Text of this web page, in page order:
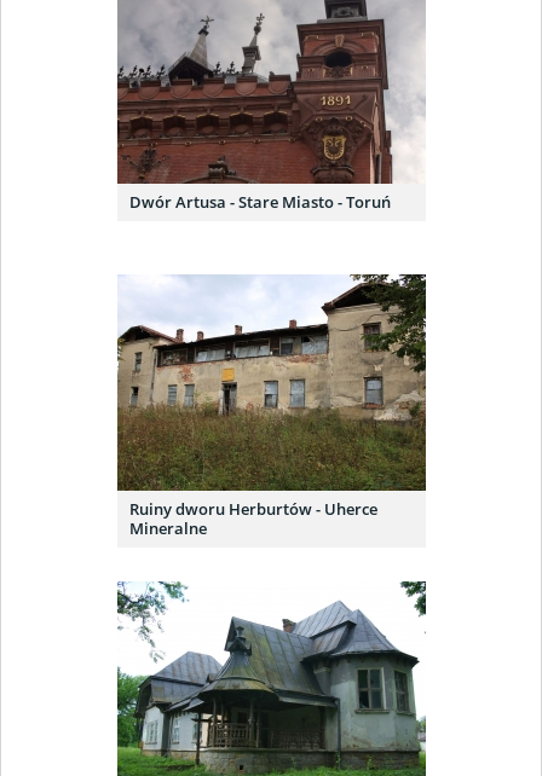
Dwór Artusa - Stare Miasto - Toruń
Ruiny dworu Herburtów - Uherce
Mineralne